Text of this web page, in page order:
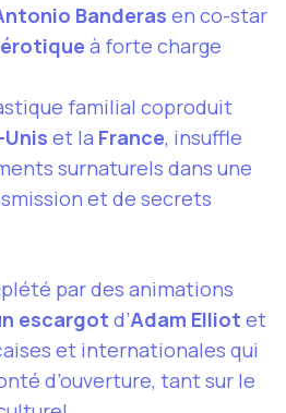
Banderas en co-star
à forte charge
familial coproduit
et la France, insuffle
surnaturels dans une
et de secrets
par des animations
escargot d’Adam Elliot et
et internationales qui
d’ouverture, tant sur le